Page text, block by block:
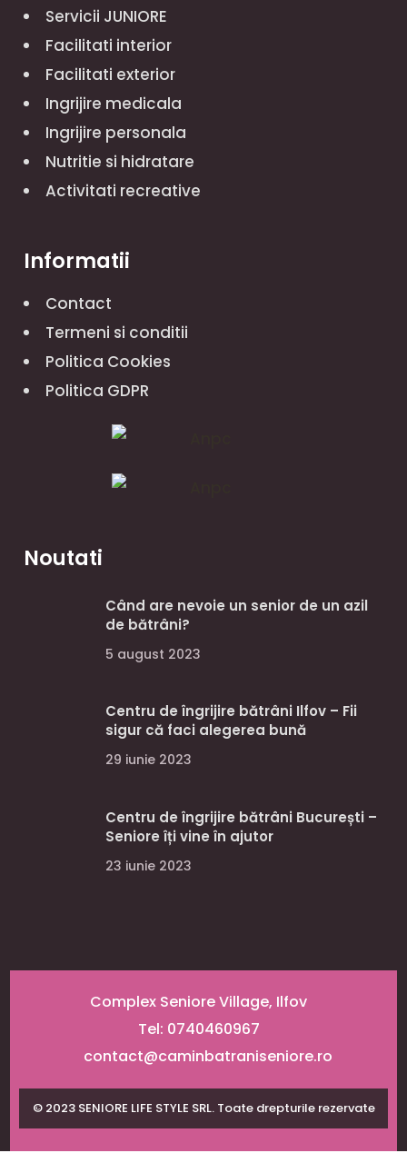
Servicii JUNIORE
Facilitati interior
Facilitati exterior
Ingrijire medicala
Ingrijire personala
Nutritie si hidratare
Activitati recreative
Informatii
Contact
Termeni si conditii
Politica Cookies
Politica GDPR
Noutati
Când are nevoie un senior de un azil
de bătrâni?
5 august 2023
Centru de îngrijire bătrâni Ilfov – Fii
sigur că faci alegerea bună
29 iunie 2023
Centru de îngrijire bătrâni București –
Seniore îți vine în ajutor
23 iunie 2023
Complex Seniore Village, Ilfov
Tel: 0740460967
contact@caminbatraniseniore.ro
© 2023 SENIORE LIFE STYLE SRL. Toate drepturile rezervate